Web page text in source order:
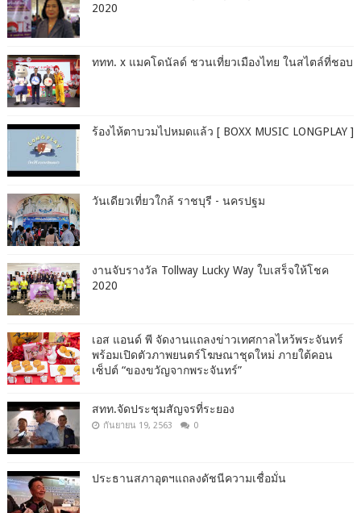
2020
ททท. x แมคโดนัลด์ ชวนเที่ยวเมืองไทย ในสไตล์ที่ชอบ
ร้องไห้ตาบวมไปหมดแล้ว [ BOXX MUSIC LONGPLAY ]
วันเดียวเที่ยวใกล้ ราชบุรี - นครปฐม
งานจับรางวัล Tollway Lucky Way ใบเสร็จให้โชค
2020
เอส แอนด์ พี จัดงานแถลงข่าวเทศกาลไหว้พระจันทร์
พร้อมเปิดตัวภาพยนตร์โฆษณาชุดใหม่ ภายใต้คอน
เซ็ปต์ “ของขวัญจากพระจันทร์”
สทท.จัดประชุมสัญจรที่ระยอง
กันยายน 19, 2563 0
ประธานสภาอุตฯแถลงดัชนีความเชื่อมั่น​